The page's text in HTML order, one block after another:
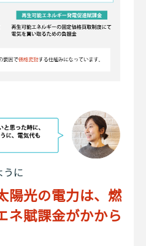
うに
陽光の電力は、燃
ネ賦課金がかから